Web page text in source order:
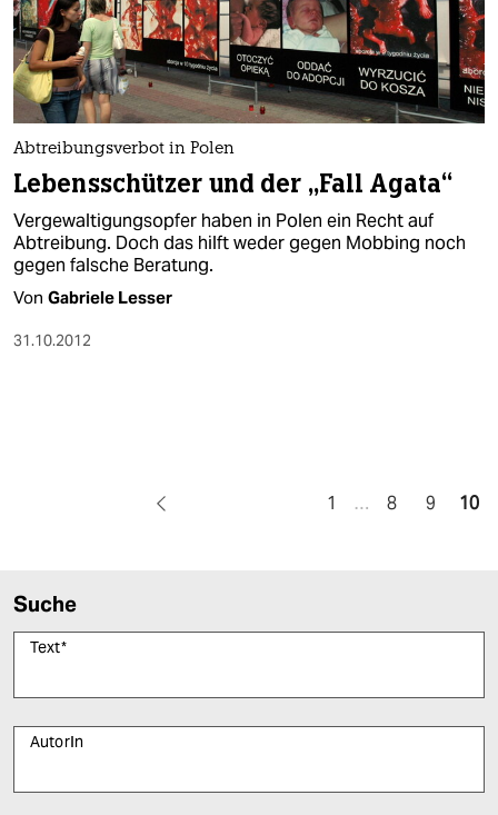
Abtreibungsverbot in Polen
Lebensschützer und der „Fall Agata“
Vergewaltigungsopfer haben in Polen ein Recht auf
Abtreibung. Doch das hilft weder gegen Mobbing noch
gegen falsche Beratung.
Von Gabriele Lesser
31.10.2012
1 … 8 9 10
Suche
Text*
AutorIn